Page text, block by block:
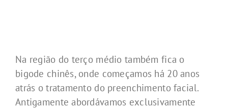
Na região do terço médio também fica o
bigode chinês, onde começamos há 20 anos
atrás o tratamento do preenchimento facial.
Antigamente abordávamos exclusivamente